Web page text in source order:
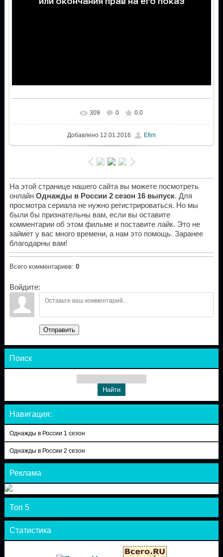
309 0 0.0
Добавлено12.01.2016 Efim
На этой странице нашего сайта вы можете посмотреть
онлайн Однажды в России 2 сезон 16 выпуск. Для
просмотра сериала не нужно регистрироваться. Но мы
были бы признательны вам, если вы оставите
комментарии об этом фильме и поставите лайк. Это не
займет у вас много времени, а нам это помощь. Заранее
благодарны вам!
Всего комментариев: 0
Войдите:
Отправить
Поиск
Навигация:
Однажды в России 1 сезон
Однажды в России 2 сезон
Реклама
Топ 5
Статистика